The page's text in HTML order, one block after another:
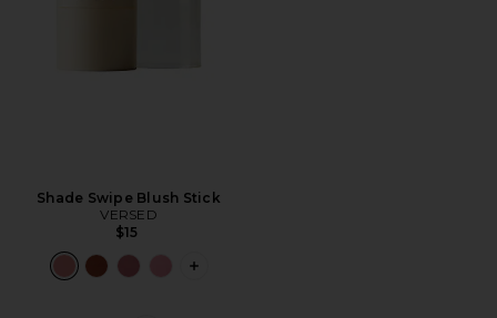
Shade Swipe Blush Stick
VERSED
$15
PLUS ICON TO SEE MORE OPTIONS